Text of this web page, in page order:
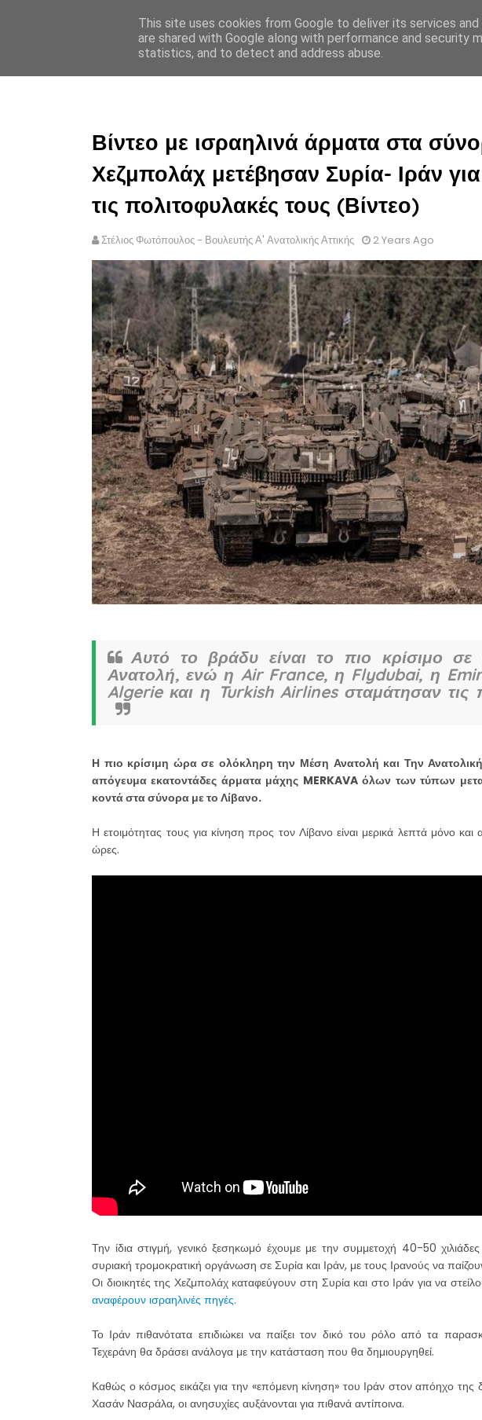
ΣΤΕΛΙΟΣ ΦΩΤΟΠΟΥΛΟΣ
Βίντεο με ισραηλινά άρματα στα
Χεζμπολάχ μετέβησαν Συρία- Ιράν
τις πολιτοφυλακές τους (Βίντεο)
Στέλιος Φωτόπουλος - Βουλευτής Α' Ανατολικής Αττικής 2 Years Ago
Αυτό το βράδυ είναι το πιο κρίσιμο
Ανατολή, ενώ η Air France, η Flydubai, η
Algerie και η Turkish Airlines σταμάτησαν τις
Η πιο κρίσιμη ώρα σε ολόκληρη την Μέση Ανατολή και Την
απόγευμα εκατοντάδες άρματα μάχης MERKAVA όλων των τύπων
κοντά στα σύνορα με το Λίβανο.
Η ετοιμότητας τους για κίνηση προς τον Λίβανο είναι μερικά λεπτά μόνο και
ώρες.
Την ίδια στιγμή, γενικό ξεσηκωμό έχουμε με την συμμετοχή 40-50 χιλιάδες
συριακή τρομοκρατική οργάνωση σε Συρία και Ιράν, με τους Ιρανούς να
Οι διοικητές της Χεζμπολάχ καταφεύγουν στη Συρία και στο Ιράν για να
αναφέρουν ισραηλινές πηγές.
Το Ιράν πιθανότατα επιδιώκει να παίξει τον δικό του ρόλο από τα
Τεχεράνη θα δράσει ανάλογα με την κατάσταση που θα δημιουργηθεί.
Καθώς ο κόσμος εικάζει για την «επόμενη κίνηση» του Ιράν στον απόηχο
Χασάν Νασράλα, οι ανησυχίες αυξάνονται για πιθανά αντίποινα.
This site uses cookies from Google to deliver its services
are shared with Google along with performance and security
statistics, and to detect and address abuse.